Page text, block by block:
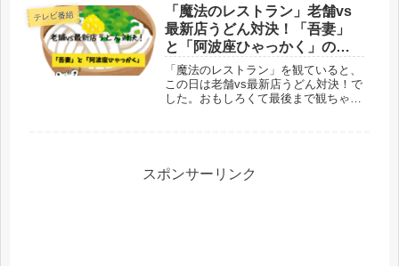
放題の人気店！特徴やこだわり、料金
システム、口コミをまとめてご紹介し
ます。
テレビ番組
「魔法のレストラン」老舗vs
最新店うどん対決！「吾妻」
と「阿波座ひゃっかく」の旨
さ深掘り！
「魔法のレストラン」を観ていると、
この日は老舗vs最新店うどん対決！で
した。おもしろくて最後まで観ちゃい
のですね！
スポンサーリンク